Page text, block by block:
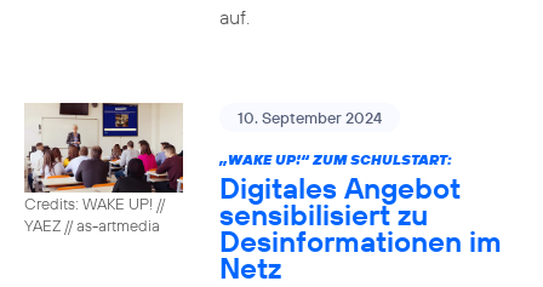
auf.
Credits: WAKE UP! //
YAEZ // as-artmedia
10. September 2024
„WAKE UP!“ ZUM SCHULSTART:
Digitales Angebot
sensibilisiert zu
Desinformationen im
Netz